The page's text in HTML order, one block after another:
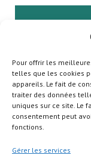
Pour offrir les
telles que les cookies
appareils. Le fait de
traiter des données
uniques sur ce site. Le
consentement peut
fonctions.
Gérer les services